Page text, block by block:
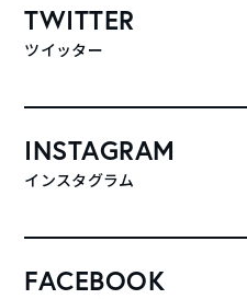
TWITTER
ツイッター
INSTAGRAM
インスタグラム
FACEBOOK